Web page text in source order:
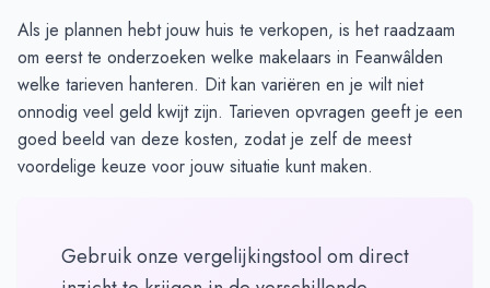
Als je plannen hebt jouw huis te verkopen, is het raadzaam
om eerst te onderzoeken welke makelaars in Feanwâlden
welke tarieven hanteren. Dit kan variëren en je wilt niet
onnodig veel geld kwijt zijn. Tarieven opvragen geeft je een
goed beeld van deze kosten, zodat je zelf de meest
voordelige keuze voor jouw situatie kunt maken.
Gebruik onze vergelijkingstool om direct